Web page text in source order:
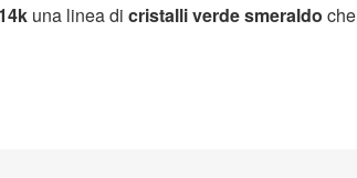
una linea di cristalli verde smeraldo che